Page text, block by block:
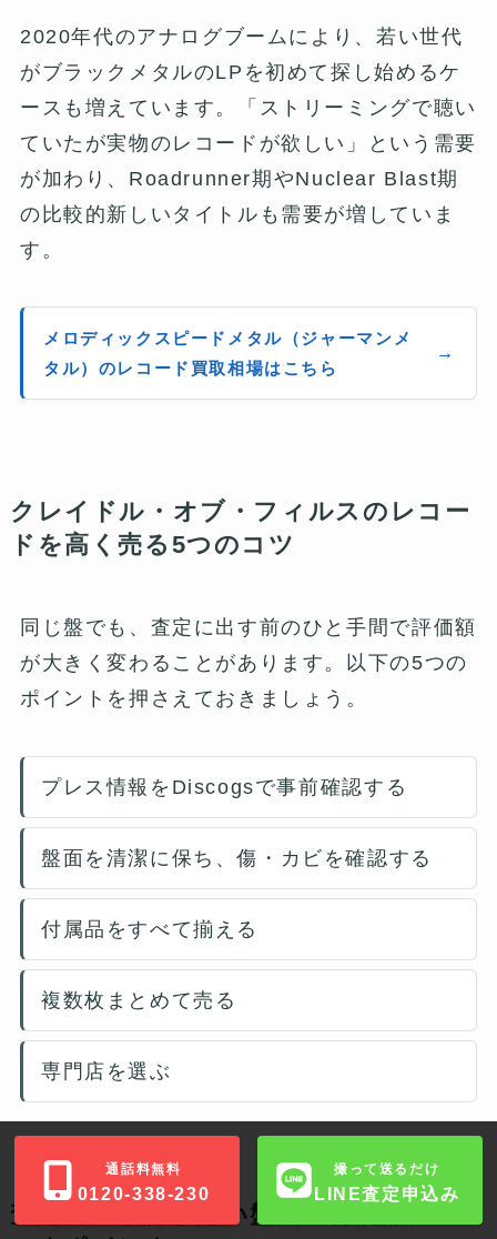
2020年代のアナログブームにより、若い世代
がブラックメタルのLPを初めて探し始めるケ
ースも増えています。「ストリーミングで聴い
ていたが実物のレコードが欲しい」という需要
が加わり、Roadrunner期やNuclear Blast期
の比較的新しいタイトルも需要が増していま
す。
メロディックスピードメタル（ジャーマンメ
タル）のレコード買取相場はこちら
クレイドル・オブ・フィルスのレコー
ドを高く売る5つのコツ
同じ盤でも、査定に出す前のひと手間で評価額
が大きく変わることがあります。以下の5つの
ポイントを押さえておきましょう。
プレス情報をDiscogsで事前確認する
盤面を清潔に保ち、傷・カビを確認する
付属品をすべて揃える
複数枚まとめて売る
専門店を選ぶ
査定前に確認したい盤面・付属品チェ
通話料無料
0120-338-230
撮って送るだけ
LINE査定申込み